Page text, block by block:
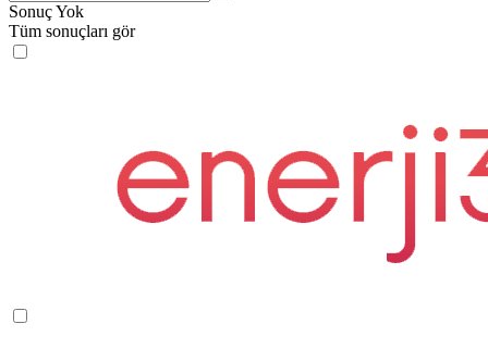
Sonuç Yok
Tüm sonuçları gör